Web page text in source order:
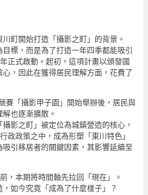
町開始打造「攝影之町」的背景。
目標，而是為了打造一年四季都能吸引
正式啟動。起初，這項計畫以頒發國
，因此在獲得居民理解方面，花費了
賽「攝影甲子園」開始舉辦後，居民與
也逐漸擴散。
影之町」被定位為城鎮營造的核心，
政政策之中，成為形塑「東川特色」
引移居者的關鍵因素，其影響延續至
，本期將時間軸先拉回「現在」。
如今究竟「成為了什麼樣子」？